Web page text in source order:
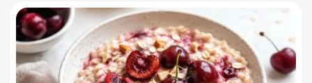
نحوه دریافت رمز خرید کالابرگ برای خرید آنلاین (رمز
یکبارمصرف کالابرگ)
17 مرداد 1405
طرز تهیه مارمالاد انجیر خوشرنگ+ نکات شکرک نزدن